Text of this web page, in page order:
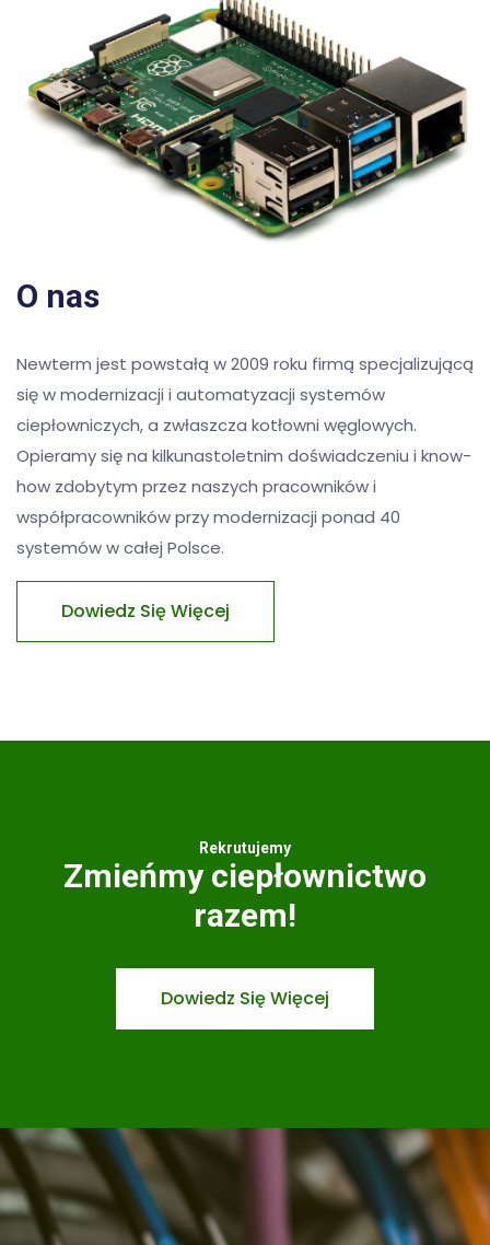
O nas
Newterm jest powstałą w 2009 roku firmą specjalizującą
się w modernizacji i automatyzacji systemów
ciepłowniczych, a zwłaszcza kotłowni węglowych.
Opieramy się na kilkunastoletnim doświadczeniu i know-
how zdobytym przez naszych pracowników i
współpracowników przy modernizacji ponad 40
systemów w całej Polsce.
Dowiedz Się Więcej
Rekrutujemy
Zmieńmy ciepłownictwo
razem!
Dowiedz Się Więcej